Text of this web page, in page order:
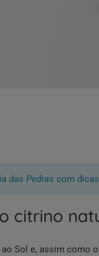
das Pedras com
citrino
Sol e, assim como